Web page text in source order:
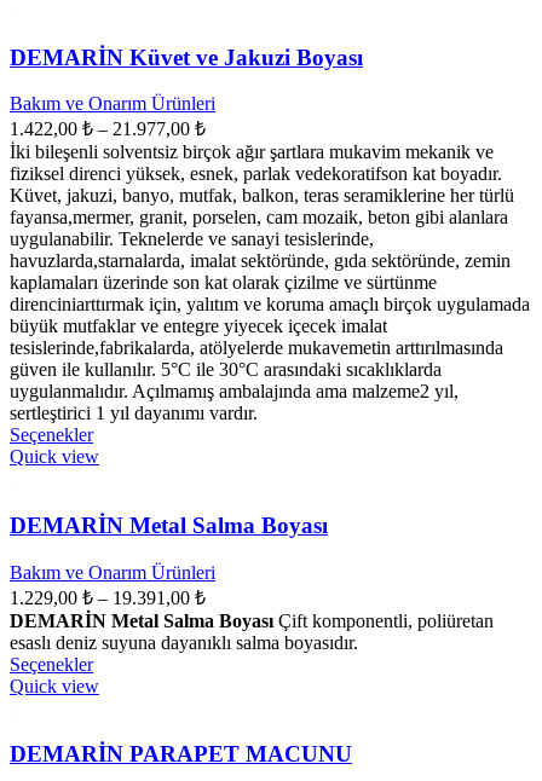
var.
Seçenekler
ürün
sayfasından
seçilebilir
DEMARİN Küvet ve Jakuzi Boyası
Bakım ve Onarım Ürünleri
1.422,00 ₺ – 21.977,00 ₺Fiyat
aralığı:
1.422,00 ₺
-
21.977,00 ₺
İki bileşenli solventsiz birçok ağır şartlara mukavim mekanik ve
fiziksel direnci yüksek, esnek, parlak vedekoratifson kat boyadır.
Küvet, jakuzi, banyo, mutfak, balkon, teras seramiklerine her türlü
fayansa,mermer, granit, porselen, cam mozaik, beton gibi alanlara
uygulanabilir. Teknelerde ve sanayi tesislerinde,
havuzlarda,starnalarda, imalat sektöründe, gıda sektöründe, zemin
kaplamaları üzerinde son kat olarak çizilme ve sürtünme
direnciniarttırmak için, yalıtım ve koruma amaçlı birçok uygulamada
büyük mutfaklar ve entegre yiyecek içecek imalat
tesislerinde,fabrikalarda, atölyelerde mukavemetin arttırılmasında
güven ile kullanılır. 5°C ile 30°C arasındaki sıcaklıklarda
uygulanmalıdır. Açılmamış ambalajında ama malzeme2 yıl,
sertleştirici 1 yıl dayanımı vardır.
SeçeneklerBu
ürünün
varyasyonu
var.
Seçenekler
ürün
sayfasından
seçilebilir
Quick view
DEMARİN Metal Salma Boyası
Bakım ve Onarım Ürünleri
1.229,00 ₺ – 19.391,00 ₺Fiyat
aralığı:
1.229,00 ₺
DEMARİN Metal Salma Boyası Çift komponentli, poliüretan
esaslı deniz suyuna dayanıklı salma boyasıdır.
SeçeneklerBu
ürünün
varyasyonu
Quick view
DEMARİN PARAPET MACUNU